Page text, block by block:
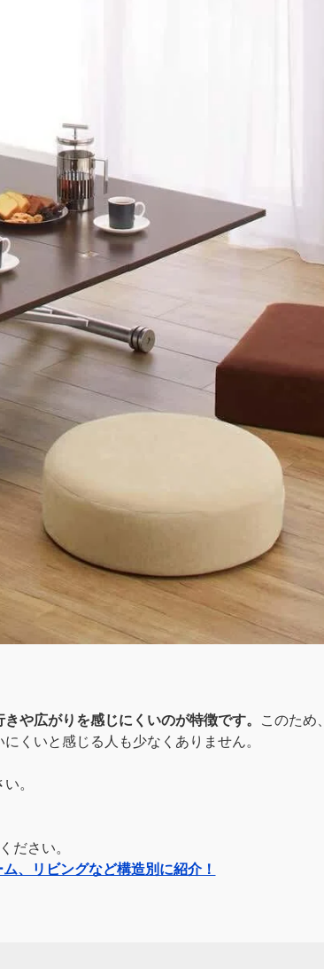
や広がりを感じにくいのが特徴です。
このため、
くいと感じる人も少なくありません。
。
ださい。
、リビングなど構造別に紹介！